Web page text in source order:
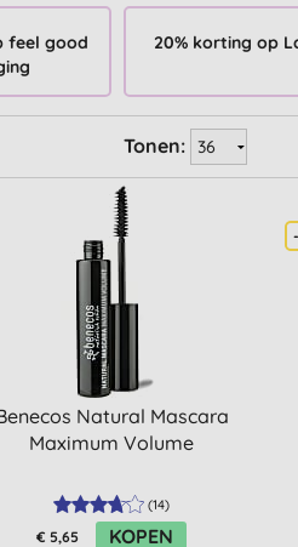
feel good
20% korting op
Tonen:
Natural Mascara
Maximum Volume
(14)
€ 5,65 KOPEN